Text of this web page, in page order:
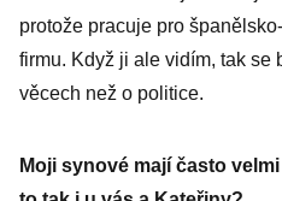
protože pracuje pro
firmu. Když ji ale vidím, tak se
věcech než o politice.
Moji synové mají často